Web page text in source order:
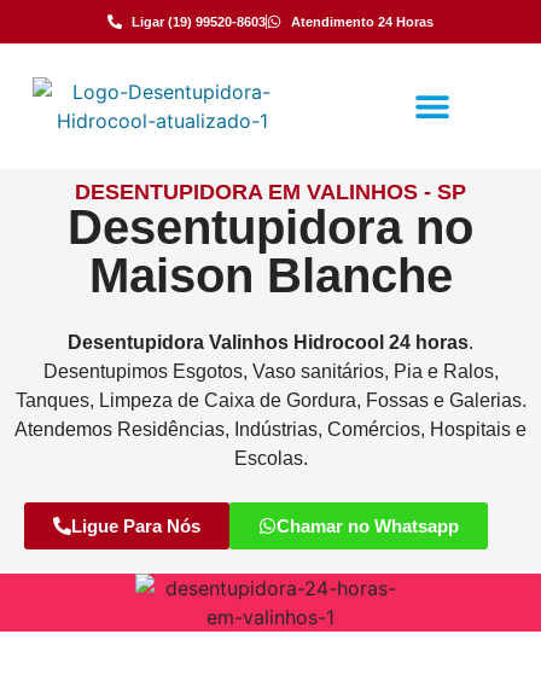
Ligar (19) 99520-8603 Atendimento 24 Horas
DESENTUPIDORA EM VALINHOS - SP
Desentupidora no
Maison Blanche
Desentupidora Valinhos Hidrocool 24 horas.
Desentupimos Esgotos, Vaso sanitários, Pia e Ralos,
Tanques, Limpeza de Caixa de Gordura, Fossas e Galerias.
Atendemos Residências, Indústrias, Comércios, Hospitais e
Escolas.
Ligue Para Nós Chamar no Whatsapp